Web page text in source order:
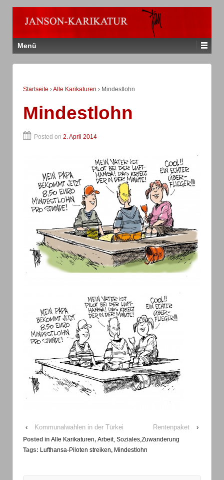
Menü
Startseite ›Alle Karikaturen › Mindestlohn
Mindestlohn
Posted on 2. April 2014
‹ Kommunalwahlen in der Türkei Rentenpaket ›
Posted in Alle Karikaturen, Arbeit, Soziales,Zuwanderung
Tags: Lufthansa-Piloten streiken, Mindestlohn